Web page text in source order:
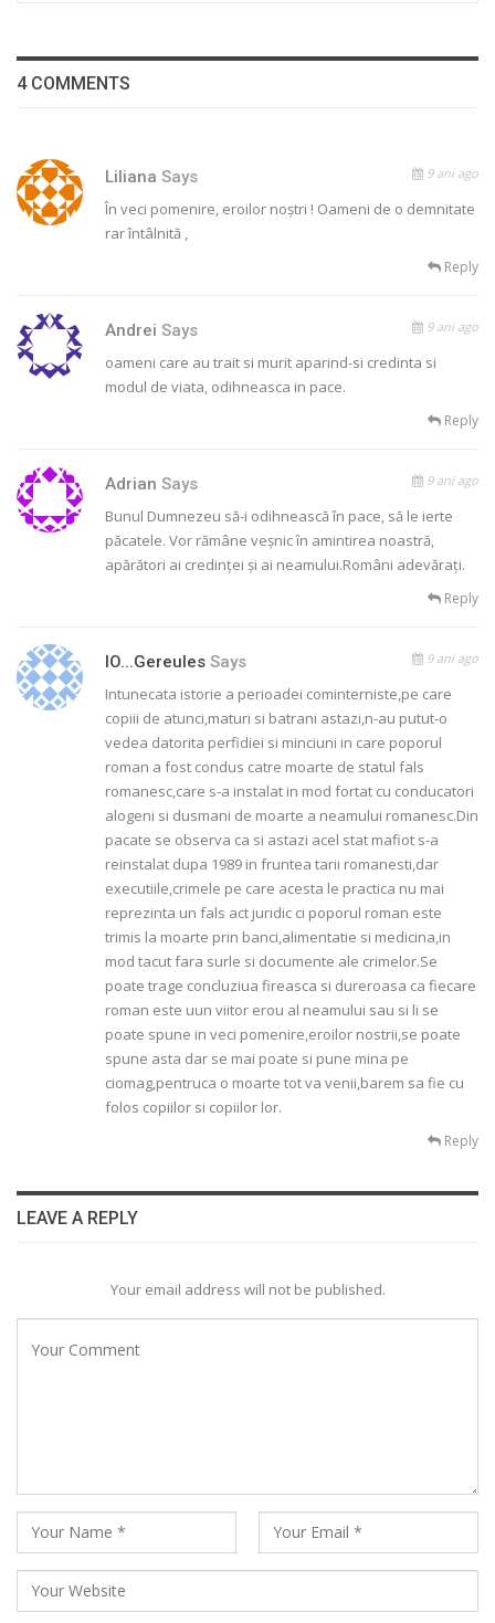
4 COMMENTS
Liliana Says 9 ani ago
În veci pomenire, eroilor noștri ! Oameni de o demnitate
rar întâlnită ,
Reply
Andrei Says 9 ani ago
oameni care au trait si murit aparind-si credinta si
modul de viata, odihneasca in pace.
Reply
Adrian Says 9 ani ago
Bunul Dumnezeu să-i odihnească în pace, să le ierte
păcatele. Vor rămâne veșnic în amintirea noastră,
apărători ai credinței și ai neamului.Români adevărați.
Reply
IO...gereules Says 9 ani ago
Intunecata istorie a perioadei cominterniste,pe care
copiii de atunci,maturi si batrani astazi,n-au putut-o
vedea datorita perfidiei si minciuni in care poporul
roman a fost condus catre moarte de statul fals
romanesc,care s-a instalat in mod fortat cu conducatori
alogeni si dusmani de moarte a neamului romanesc.Din
pacate se observa ca si astazi acel stat mafiot s-a
reinstalat dupa 1989 in fruntea tarii romanesti,dar
executiile,crimele pe care acesta le practica nu mai
reprezinta un fals act juridic ci poporul roman este
trimis la moarte prin banci,alimentatie si medicina,in
mod tacut fara surle si documente ale crimelor.Se
poate trage concluziua fireasca si dureroasa ca fiecare
roman este uun viitor erou al neamului sau si li se
poate spune in veci pomenire,eroilor nostrii,se poate
spune asta dar se mai poate si pune mina pe
ciomag,pentruca o moarte tot va venii,barem sa fie cu
folos copiilor si copiilor lor.
Reply
LEAVE A REPLY
Your email address will not be published.